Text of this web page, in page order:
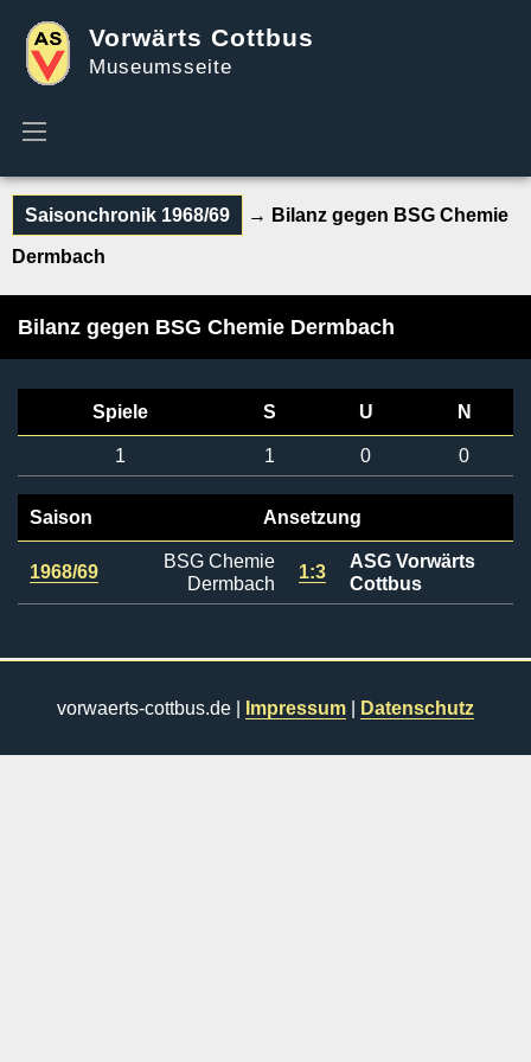
Vorwärts Cottbus
Museumsseite
Saisonchronik 1968/69 → Bilanz gegen BSG Chemie
Dermbach
Bilanz gegen BSG Chemie Dermbach
Spiele S U N
1 1 0 0
Saison Ansetzung
1968/69
BSG Chemie
Dermbach
1:3
ASG Vorwärts
Cottbus
vorwaerts-cottbus.de | Impressum Datenschutz